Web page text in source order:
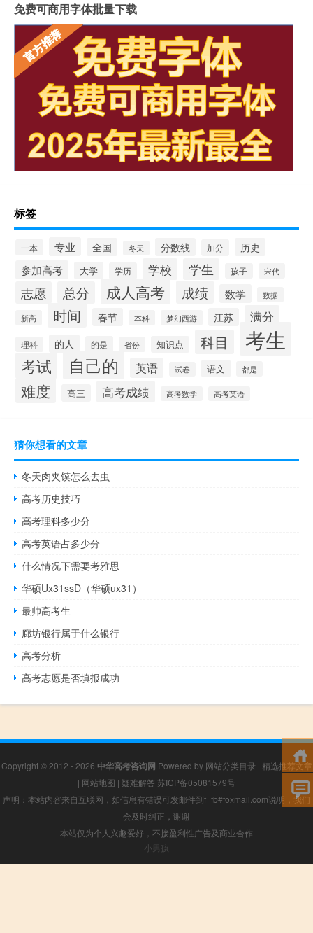
免费可商用字体批量下载
标签
一本 专业 全国 冬天 分数线 加分 历史
参加高考 大学 学历 学校 学生 孩子 宋代
志愿 总分 成人高考 成绩 数学 数据
新高 时间 春节 本科 梦幻西游 江苏 满分
理科 的人 的是 省份 知识点 科目 考生
考试 自己的 英语 试卷 语文 都是
难度 高三 高考成绩 高考数学 高考英语
猜你想看的文章
冬天肉夹馍怎么去虫
高考历史技巧
高考理科多少分
高考英语占多少分
什么情况下需要考雅思
华硕Ux31ssD（华硕ux31）
最帅高考生
廊坊银行属于什么银行
高考分析
高考志愿是否填报成功
Copyright © 2012 - 2026 中华高考咨询网 Powered by 网站分类目录 | 精选推荐文章
| 网站地图 | 疑难解答 苏ICP备05081579号
声明：本站内容来自互联网，如信息有错误可发邮件到f_fb#foxmail.com说明，我们
会及时纠正，谢谢
本站仅为个人兴趣爱好，不接盈利性广告及商业合作
小男孩